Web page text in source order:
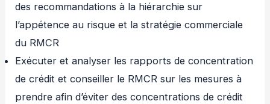
des recommandations à la hiérarchie sur
l’appétence au risque et la stratégie commerciale
du RMCR
Exécuter et analyser les rapports de concentration
de crédit et conseiller le RMCR sur les mesures à
prendre afin d’éviter des concentrations de crédit